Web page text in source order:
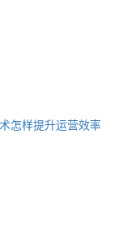
怎样提升运营效率